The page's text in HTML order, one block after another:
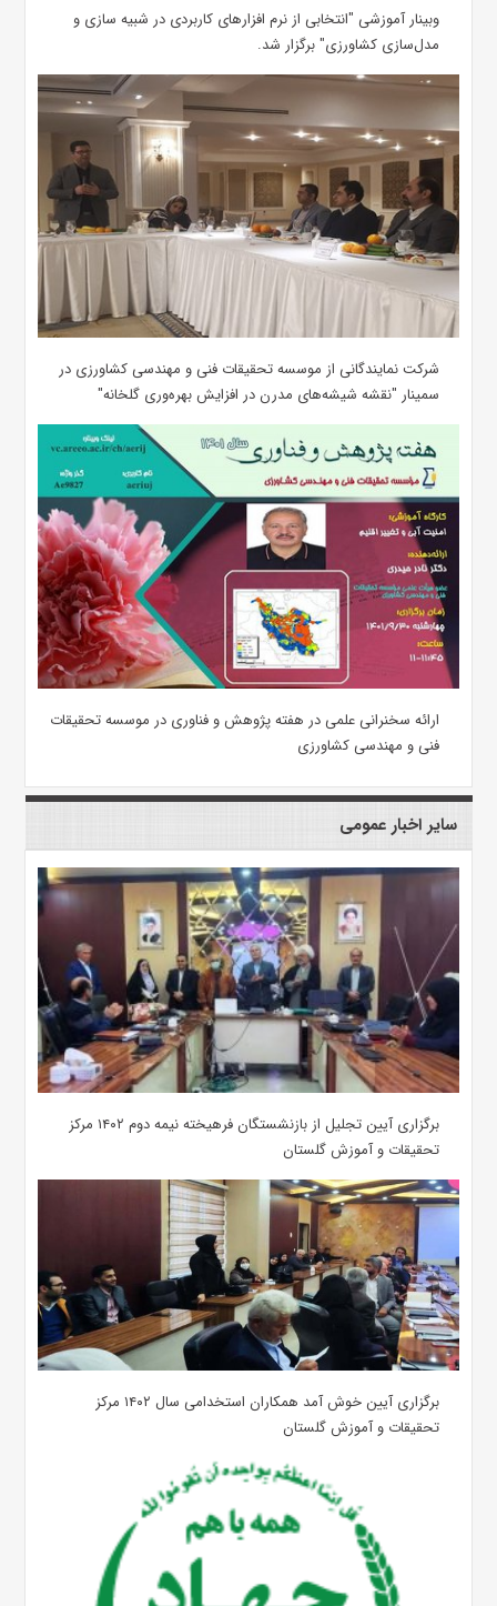
وبینار آموزشی "انتخابی از نرم افزارهای کاربردی در شبیه سازی و
مدل‌سازی کشاورزی" برگزار شد.
شرکت نمایندگانی از موسسه تحقیقات فنی و مهندسی کشاورزی در
سمینار "نقشه شیشه‌های مدرن در افزایش بهره‌وری گلخانه"
ارائه سخنرانی علمی در هفته پژوهش و فناوری در موسسه تحقیقات
فنی و مهندسی کشاورزی
سایر اخبار عمومی
برگزاری آیین تجلیل از بازنشستگان فرهیخته نیمه دوم ۱۴۰۲ مرکز
تحقیقات و آموزش گلستان
برگزاری آیین خوش آمد همکاران استخدامی سال ۱۴۰۲ مرکز
تحقیقات و آموزش گلستان